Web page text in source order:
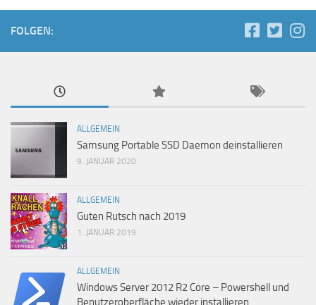
FOLGEN:
ALLGEMEIN
Samsung Portable SSD Daemon deinstallieren
9. JANUAR 2020
ALLGEMEIN
Guten Rutsch nach 2019
1. JANUAR 2019
ALLGEMEIN
Windows Server 2012 R2 Core – Powershell und
Benutzeroberfläche wieder installieren